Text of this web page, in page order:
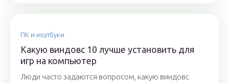
ПК и ноутбуки
Какую виндовс 10 лучше установить для
игр на компьютер
Люди часто задаются вопросом, какую виндовс